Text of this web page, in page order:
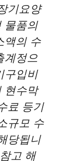
기요양
물품의
액의 수
계정으
구입비
현수막
료 등기
규모 수
당됩니
고 해